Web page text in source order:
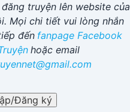
truyện lên website của
Mọi chi tiết vui lòng nhắn
đến fanpage Facebook
hoặc email
Đăng ký